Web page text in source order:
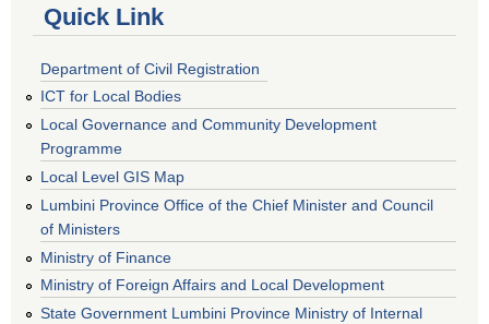
Quick Link
Department of Civil Registration
ICT for Local Bodies
Local Governance and Community Development
Programme
Local Level GIS Map
Lumbini Province Office of the Chief Minister and Council
of Ministers
Ministry of Finance
Ministry of Foreign Affairs and Local Development
State Government Lumbini Province Ministry of Internal